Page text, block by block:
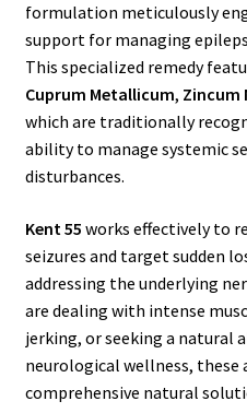
formulation meticulously
support for managing
This specialized remedy
Cuprum Metallicum, Zincum
which are traditionally
ability to manage systemic
disturbances.
Kent 55 works effectively to
seizures and target sudden
addressing the underlying
are dealing with intense
jerking, or seeking a natural
neurological wellness, these
comprehensive natural